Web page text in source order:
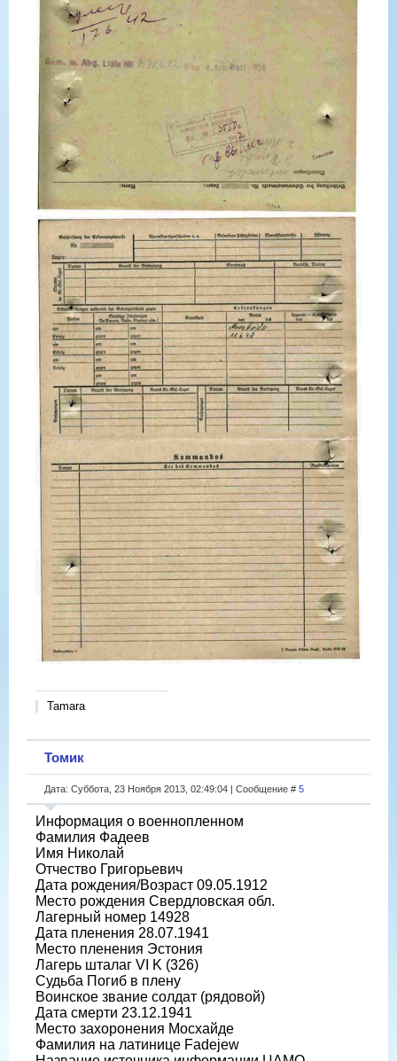
Tamara
Томик
Дата: Суббота, 23 Ноября 2013, 02:49:04 | Сообщение # 5
Информация о военнопленном
Фамилия Фадеев
Имя Николай
Отчество Григорьевич
Дата рождения/Возраст 09.05.1912
Место рождения Свердловская обл.
Лагерный номер 14928
Дата пленения 28.07.1941
Место пленения Эстония
Лагерь шталаг VI K (326)
Судьба Погиб в плену
Воинское звание солдат (рядовой)
Дата смерти 23.12.1941
Место захоронения Мосхайде
Фамилия на латинице Fadejew